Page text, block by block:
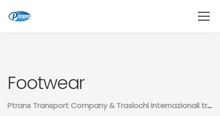
Footwear
Ptrans Transport Company & Traslochi Internazionali tra il Marocco e il resto del mondo